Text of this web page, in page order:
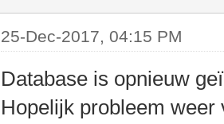
25-Dec-2017, 04:15 PM
Database is opnieuw
Hopelijk probleem weer